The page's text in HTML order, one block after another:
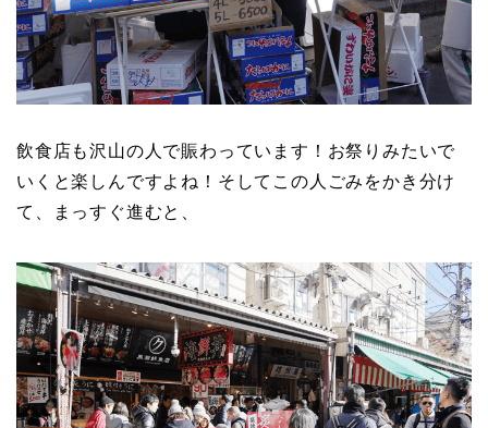
飲食店も沢山の人で賑わっています！お祭りみたいで
いくと楽しんですよね！そしてこの人ごみをかき分け
て、まっすぐ進むと、